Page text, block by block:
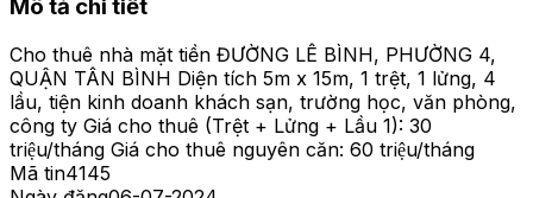
Mô tả chi tiết
Cho thuê nhà mặt tiền ĐƯỜNG LÊ BÌNH, PHƯỜNG 4,
QUẬN TÂN BÌNH Diện tích 5m x 15m, 1 trệt, 1 lửng, 4
lầu, tiện kinh doanh khách sạn, trường học, văn phòng,
công ty Giá cho thuê (Trệt + Lửng + Lầu 1): 30
triệu/tháng Giá cho thuê nguyên căn: 60 triệu/tháng
Mã tin4145